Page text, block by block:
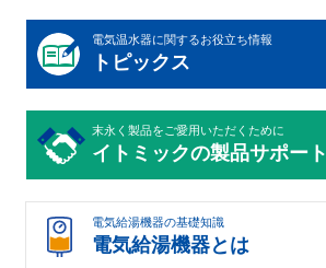
電気温水器に関するお役立ち情報
トピックス
末永く製品をご愛用いただくために
イトミックの製品サポート
電気給湯機器の基礎知識
電気給湯機器とは